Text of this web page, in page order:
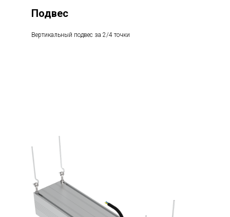
Подвес
Вертикальный подвес за 2/4 точки